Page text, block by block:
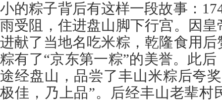
小的粽子背后有这样一段故事：
雨受阻，住进盘山脚下行宫。因
进献了当地名吃米粽，乾隆食用
粽有了“京东第一粽”的美誉。此
途经盘山，品尝了丰山米粽后夸
极佳，乃上品”。后经丰山老辈村